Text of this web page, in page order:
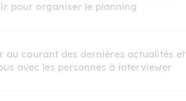
pour organiser le planning
au courant des dernières actualités et
avec les personnes à interviewer